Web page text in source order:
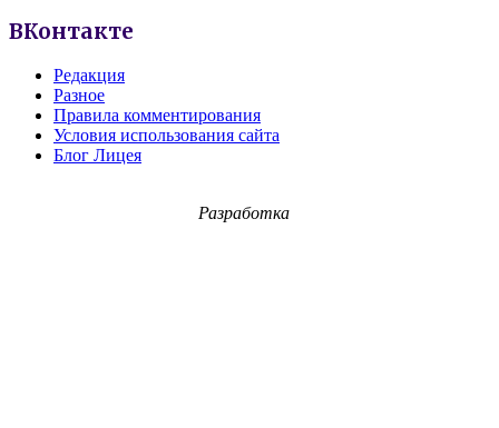
ВКонтакте
Редакция
Разное
Правила комментирования
Условия использования сайта
Блог Лицея
Разработка